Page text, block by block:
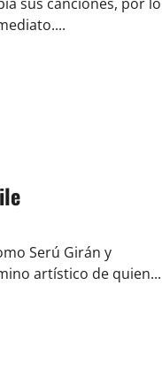
Serú Girán y
artístico de quien...